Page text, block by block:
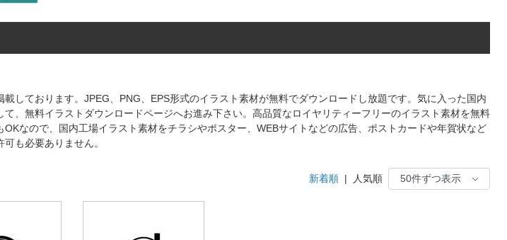
しております。JPEG、PNG、EPS形式のイラスト素材が無料でダウンロードし放題です。気に入った国内
、無料イラストダウンロードページへお進み下さい。高品質なロイヤリティーフリーのイラスト素材を無料
なので、国内工場イラスト素材をチラシやポスター、WEBサイトなどの広告、ポストカードや年賀状など
も必要ありません。
新着順 | 人気順